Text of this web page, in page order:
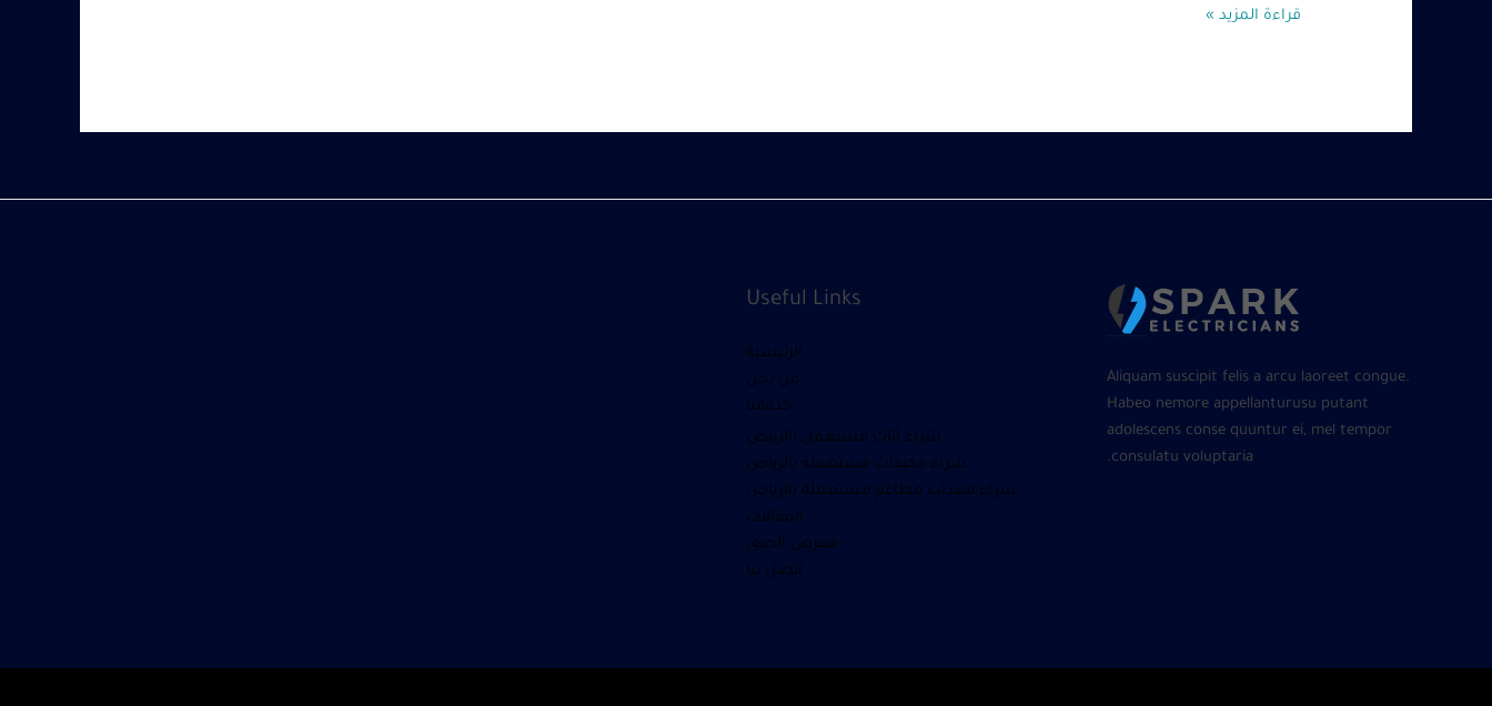
قراءة المزيد »
Aliquam suscipit felis a arcu laoreet congue.
Habeo nemore appellanturusu putant
adolescens conse quuntur ei, mel tempor
consulatu voluptaria.
Useful Links
الرئيسية
من نحن
خدماتنا
شراء أثاث مستعمل بالرياض
شراء مكيفات مستعمله بالرياض
شراء معدات مطاعم مستعملة بالرياض
المقالات
معرض الصور
اتصل بنا